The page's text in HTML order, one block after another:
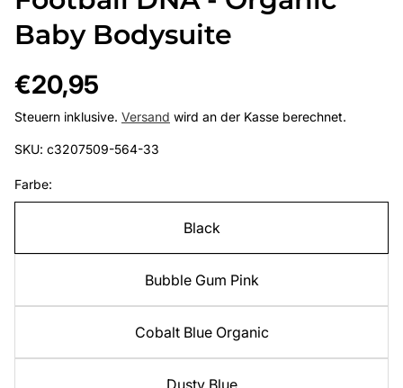
Baby Bodysuite
Regulärer
Preis
€20,95
Steuern inklusive. Versand wird an der Kasse berechnet.
SKU: c3207509-564-33
Farbe:
Black
Bubble Gum Pink
Cobalt Blue Organic
Dusty Blue